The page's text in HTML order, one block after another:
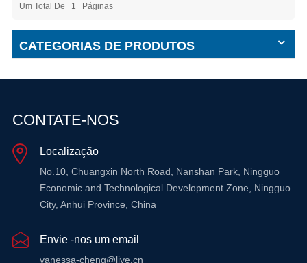
Um Total De 1 Páginas
CATEGORIAS DE PRODUTOS
CONTATE-NOS
Localização
No.10, Chuangxin North Road, Nanshan Park, Ningguo
Economic and Technological Development Zone, Ningguo
City, Anhui Province, China
Envie -nos um email
vanessa-cheng@live.cn